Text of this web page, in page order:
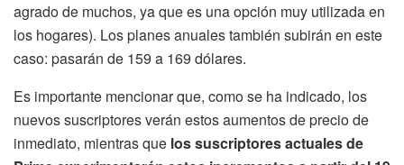
agrado de muchos, ya que es una opción muy utilizada en
los hogares). Los planes anuales también subirán en este
caso: pasarán de 159 a 169 dólares.
Es importante mencionar que, como se ha indicado, los
nuevos suscriptores verán estos aumentos de precio de
inmediato, mientras que los suscriptores actuales de